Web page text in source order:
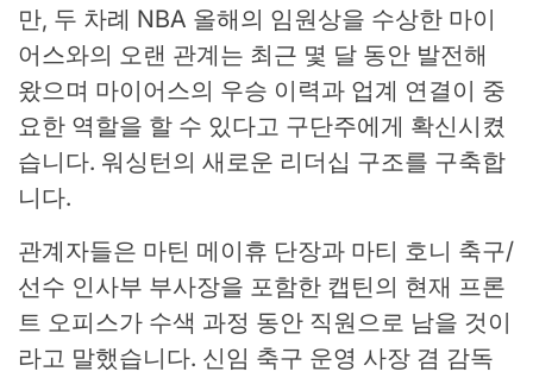
만, 두 차례 NBA 올해의 임원상을 수상한 마이
어스와의 오랜 관계는 최근 몇 달 동안 발전해
왔으며 마이어스의 우승 이력과 업계 연결이 중
요한 역할을 할 수 있다고 구단주에게 확신시켰
습니다. 워싱턴의 새로운 리더십 구조를 구축합
니다.
관계자들은 마틴 메이휴 단장과 마티 호니 축구/
선수 인사부 부사장을 포함한 캡틴의 현재 프론
트 오피스가 수색 과정 동안 직원으로 남을 것이
라고 말했습니다. 신임 축구 운영 사장 겸 감독